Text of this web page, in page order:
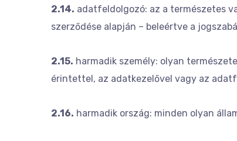
2.14. adatfeldolgozó: az a természetes
szerződése alapján – beleértve a
2.15. harmadik személy: olyan
érintettel, az adatkezelővel vagy az
2.16. harmadik ország: minden olyan